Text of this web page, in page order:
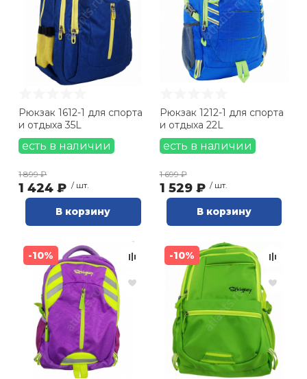
Рюкзак 1612-1 для спорта
и отдыха 35L
есть в наличии
1 899 ₽
1 424 ₽ / шт.
В корзину
Рюкзак 1212-1 для спорта
и отдыха 22L
есть в наличии
1 699 ₽
1 529 ₽ / шт.
В корзину
-10% -10%